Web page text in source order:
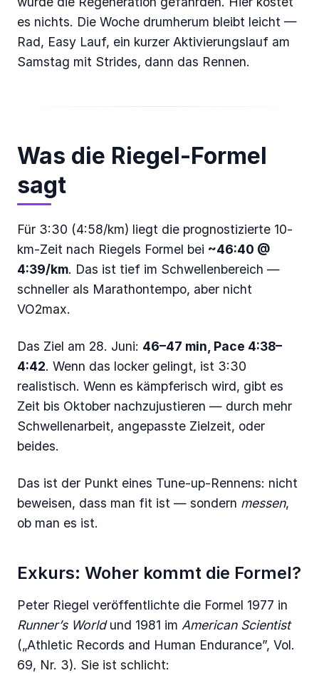
es nichts. Die Woche drumherum bleibt leicht —
Rad, Easy Lauf, ein kurzer Aktivierungslauf am
Samstag mit Strides, dann das Rennen.
Was die Riegel-Formel
sagt
Für 3:30 (4:58/km) liegt die prognostizierte 10-
km-Zeit nach Riegels Formel bei ~46:40 @
4:39/km. Das ist tief im Schwellenbereich —
schneller als Marathontempo, aber nicht
VO2max.
Das Ziel am 28. Juni: 46–47 min, Pace 4:38–
4:42. Wenn das locker gelingt, ist 3:30
realistisch. Wenn es kämpferisch wird, gibt es
Zeit bis Oktober nachzujustieren — durch mehr
Schwellenarbeit, angepasste Zielzeit, oder
beides.
Das ist der Punkt eines Tune-up-Rennens: nicht
beweisen, dass man fit ist — sondern messen,
ob man es ist.
Exkurs: Woher kommt die Formel?
Peter Riegel veröffentlichte die Formel 1977 in
Runner’s Worldund 1981 im American Scientist
(„Athletic Records and Human Endurance”, Vol.
69, Nr. 3). Sie ist schlicht: